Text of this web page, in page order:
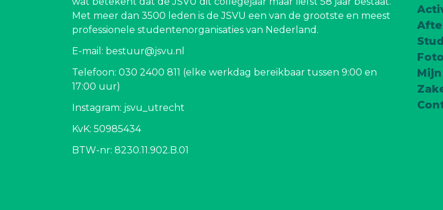
Met meer dan 3500 leden is de JSVU een van de grootste en meest
professionele studentenorganisaties van Nederland.
E-mail: bestuur@jsvu.nl
Telefoon: 030 2400 811 (elke werkdag bereikbaar tussen 9:00 en
17:00 uur)
Instagram: jsvu_utrecht
KvK: 50985434
BTW-nr: 8230.11.902.B.01
Mijn